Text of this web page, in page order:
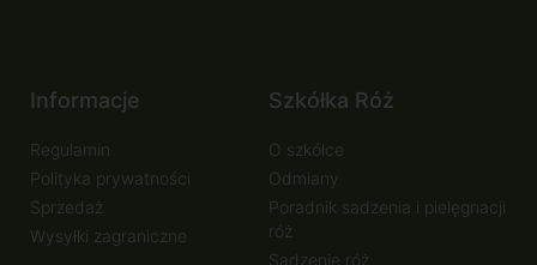
Informacje
Regulamin
Polityka prywatności
Sprzedaż
Wysyłki zagraniczne
Szkółka Róż
O szkółce
Odmiany
Poradnik sadzenia i pielęgnacji
róż
Sadzenie róż